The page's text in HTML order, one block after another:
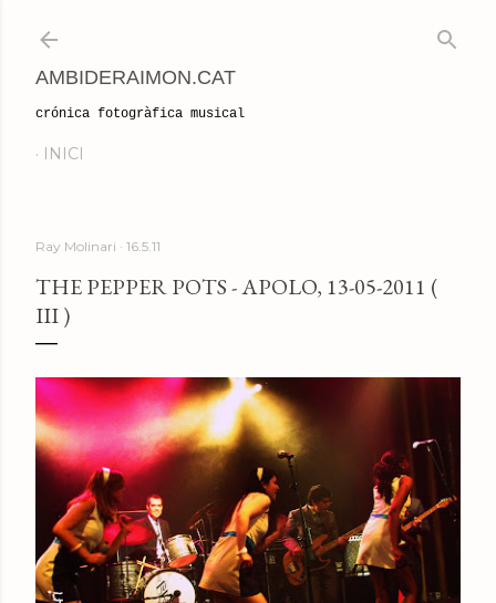
AMBIDERAIMON.CAT
crónica fotogràfica musical
INICI
Ray Molinari 16.5.11
THE PEPPER POTS - APOLO, 13-05-2011 (
III )